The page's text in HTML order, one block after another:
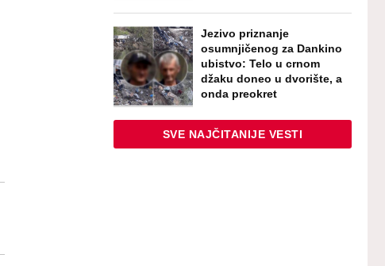
Jezivo priznanje
osumnjičenog za Dankino
ubistvo: Telo u crnom
džaku doneo u dvorište, a
onda preokret
SVE NAJČITANIJE VESTI